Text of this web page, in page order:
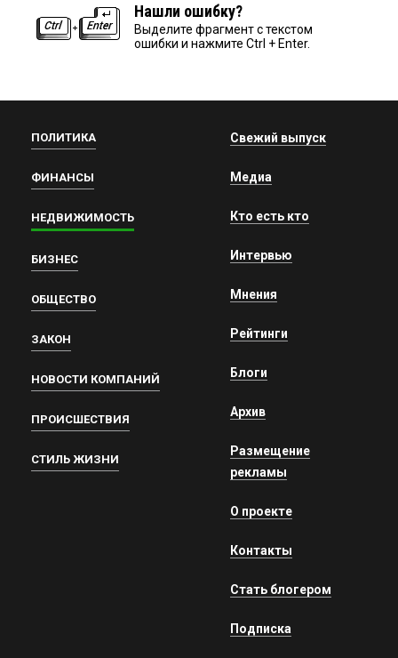
Нашли ошибку?
Выделите фрагмент с текстом
ошибки и нажмите Ctrl + Enter.
ПОЛИТИКА
ФИНАНСЫ
НЕДВИЖИМОСТЬ
БИЗНЕС
ОБЩЕСТВО
ЗАКОН
НОВОСТИ КОМПАНИЙ
ПРОИСШЕСТВИЯ
СТИЛЬ ЖИЗНИ
Свежий выпуск
Медиа
Кто есть кто
Интервью
Мнения
Рейтинги
Блоги
Архив
Размещение
рекламы
О проекте
Контакты
Стать блогером
Подписка